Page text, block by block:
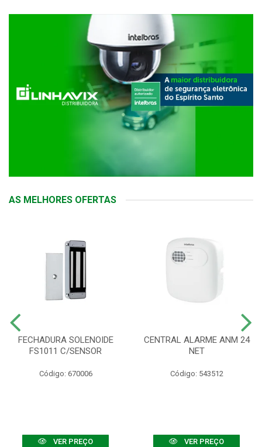
AS MELHORES OFERTAS
FECHADURA SOLENOIDE
FS1011 C/SENSOR
Código: 670006
VER PREÇO
CENTRAL ALARME ANM 24
NET
Código: 543512
VER PREÇO